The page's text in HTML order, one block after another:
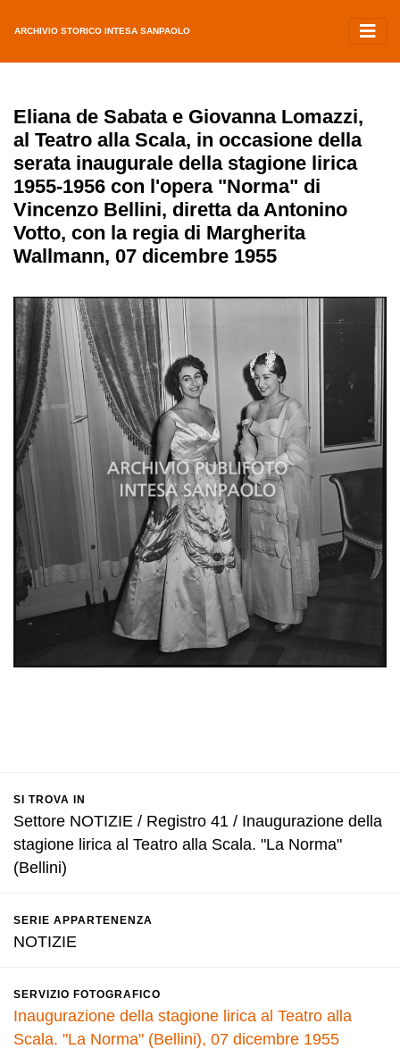
ARCHIVIO STORICO INTESA SANPAOLO
Eliana de Sabata e Giovanna Lomazzi,
al Teatro alla Scala, in occasione della
serata inaugurale della stagione lirica
1955-1956 con l'opera "Norma" di
Vincenzo Bellini, diretta da Antonino
Votto, con la regia di Margherita
Wallmann, 07 dicembre 1955
SI TROVA IN
Settore NOTIZIE / Registro 41 / Inaugurazione della
stagione lirica al Teatro alla Scala. "La Norma"
(Bellini)
SERIE APPARTENENZA
NOTIZIE
SERVIZIO FOTOGRAFICO
Inaugurazione della stagione lirica al Teatro alla
Scala. "La Norma" (Bellini), 07 dicembre 1955